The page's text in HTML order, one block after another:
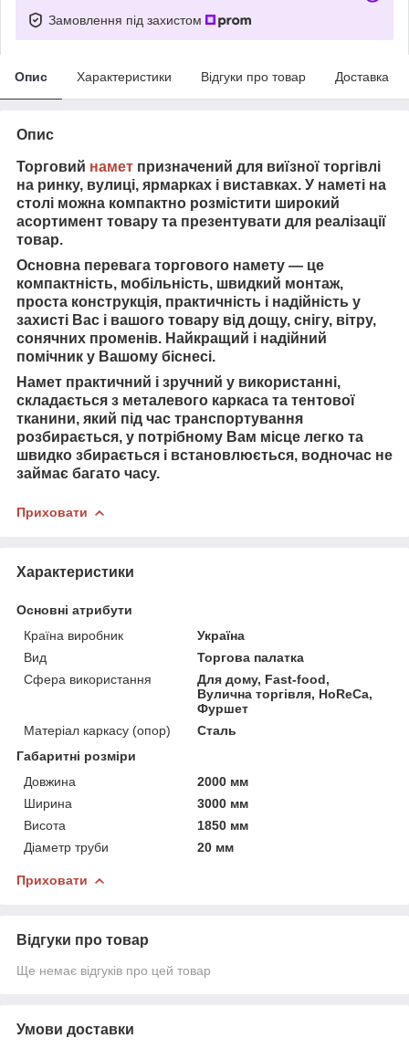
Замовлення під захистом
Опис Характеристики Відгуки про товар Доставка
Опис
Торговий намет призначений для виїзної торгівлі
на ринку, вулиці, ярмарках і виставках. У наметі на
столі можна компактно розмістити широкий
асортимент товару та презентувати для реалізації
товар.
Основна перевага торгового намету — це
компактність, мобільність, швидкий монтаж,
проста конструкція, практичність і надійність у
захисті Вас і вашого товару від дощу, снігу, вітру,
сонячних променів. Найкращий і надійний
помічник у Вашому біснесі.
Намет практичний і зручний у використанні,
складається з металевого каркаса та тентової
тканини, який під час транспортування
розбирається, у потрібному Вам місце легко та
швидко збирається і встановлюється, водночас не
займає багато часу.
Приховати
Характеристики
Основні атрибути
Країна виробник
Україна
Вид
Торгова палатка
Сфера використання
Для дому, Fast-food,
Вулична торгівля, HoReCa,
Фуршет
Матеріал каркасу (опор)
Сталь
Габаритні розміри
Довжина
2000 мм
Ширина
3000 мм
Висота
1850 мм
Діаметр труби
20 мм
Приховати
Відгуки про товар
Ще немає відгуків про цей товар
Умови доставки